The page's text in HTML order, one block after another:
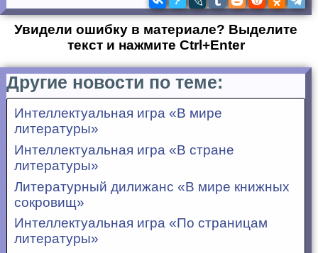
Увидели ошибку в материале? Выделите
текст и нажмите Ctrl+Enter
Другие новости по теме:
Интеллектуальная игра «В мире
литературы»
Интеллектуальная игра «В стране
литературы»
Литературный дилижанс «В мире книжных
сокровищ»
Интеллектуальная игра «По страницам
литературы»